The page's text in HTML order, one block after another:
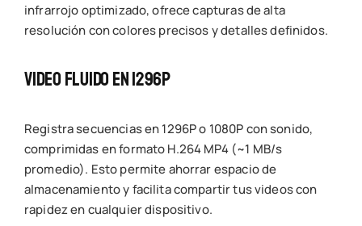
infrarrojo optimizado, ofrece capturas de alta
resolución con colores precisos y detalles definidos.
Video Fluido En 1296P
Registra secuencias en 1296P o 1080P con sonido,
comprimidas en formato H.264 MP4 (~1 MB/s
promedio). Esto permite ahorrar espacio de
almacenamiento y facilita compartir tus videos con
rapidez en cualquier dispositivo.